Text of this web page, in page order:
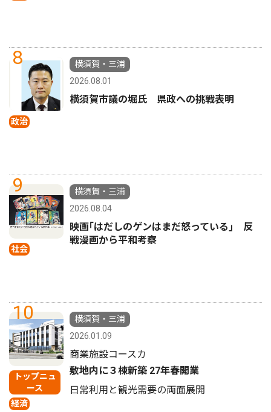
8
政治
横須賀・三浦
2026.08.01
横須賀市議の堀氏 県政への挑戦表明
9
社会
横須賀・三浦
2026.08.04
映画｢はだしのゲンはまだ怒っている｣ 反
戦漫画から平和考察
10
トップニュ
ース
経済
横須賀・三浦
2026.01.09
商業施設コースカ
敷地内に３棟新築 27年春開業
日常利用と観光需要の両面展開